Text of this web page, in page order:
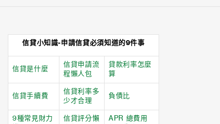
信貸小知識-申請信貸必須知道的9件事
信貸是什麼
信貸申請流
程懶人包
貸款利率怎麼
算
信貸手續費
信貸利率多
少才合理
負債比
9種常見財力
信貸評分懶
APR 總費用